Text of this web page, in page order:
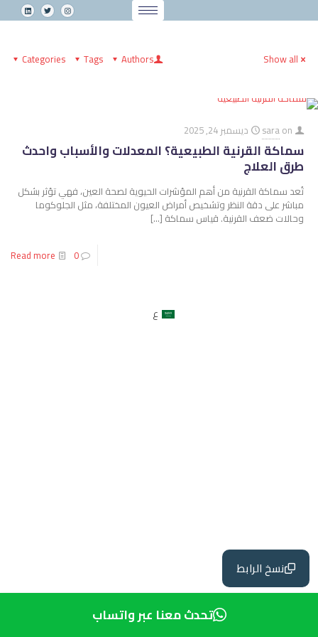
نسخ الرابط
تحدث معنا عبر واتساب
Categories Tags Authors Show all
saraon ديسمبر 24, 2025
سماكة القرنية الطبيعية؟ المعدلات والأسباب واحدث
طرق العلاج
تُعد سماكة القرنية من أهم المؤشرات الحيوية لصحة العين، فهي تؤثر بشكل
مباشر على دقة النظر وتشخيص أمراض العيون المختلفة، مثل الجلوكوما
وحالات ضعف القرنية. قياس سماكة […]
0
Read more
ع